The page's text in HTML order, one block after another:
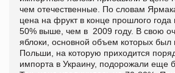
чем отечественные. По словам
цена на фрукт в конце прошлого года
50% выше, чем в 2009 году. В свою
яблоки, основной объем которых был
Польши, на которую приходится
импорта в Украину, подорожали еще